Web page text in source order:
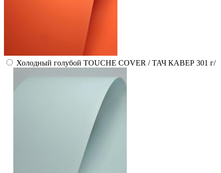
Холодный голубой TOUCHE COVER / ТАЧ КАВЕР 301 г/